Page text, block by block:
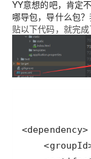
YY意想的吧，肯定
哪导包，导什么包？
贴以下代码，就完